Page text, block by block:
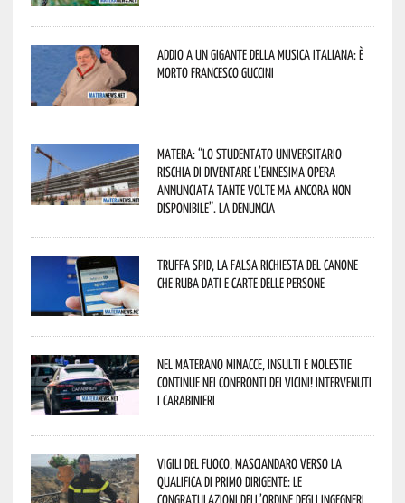
Addio a un gigante della musica italiana: è
morto Francesco Guccini
Matera: “Lo studentato universitario
rischia di diventare l’ennesima opera
annunciata tante volte ma ancora non
disponibile”. La denuncia
Truffa Spid, la falsa richiesta del canone
che ruba dati e carte delle persone
Nel materano minacce, insulti e molestie
continue nei confronti dei vicini! Intervenuti
i Carabinieri
Vigili del Fuoco, Masciandaro verso la
qualifica di Primo Dirigente: le
congratulazioni dell’Ordine degli Ingegneri